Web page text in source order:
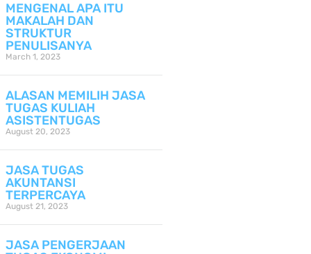
MENGENAL APA ITU
MAKALAH DAN
STRUKTUR
PENULISANYA
March 1, 2023
ALASAN MEMILIH JASA
TUGAS KULIAH
ASISTENTUGAS
August 20, 2023
JASA TUGAS
AKUNTANSI
TERPERCAYA
August 21, 2023
JASA PENGERJAAN